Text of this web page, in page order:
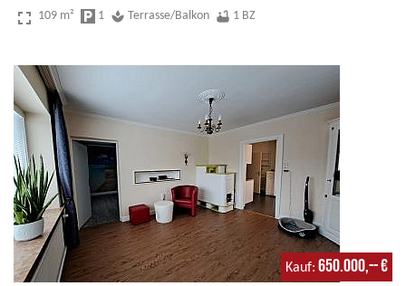
fullscreen 109 m² local_parking 1 spa Terrasse/Balkon bathtub 1 BZ
Kauf 650.000,-- €